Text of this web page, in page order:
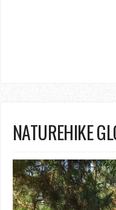
NATUREHIKE